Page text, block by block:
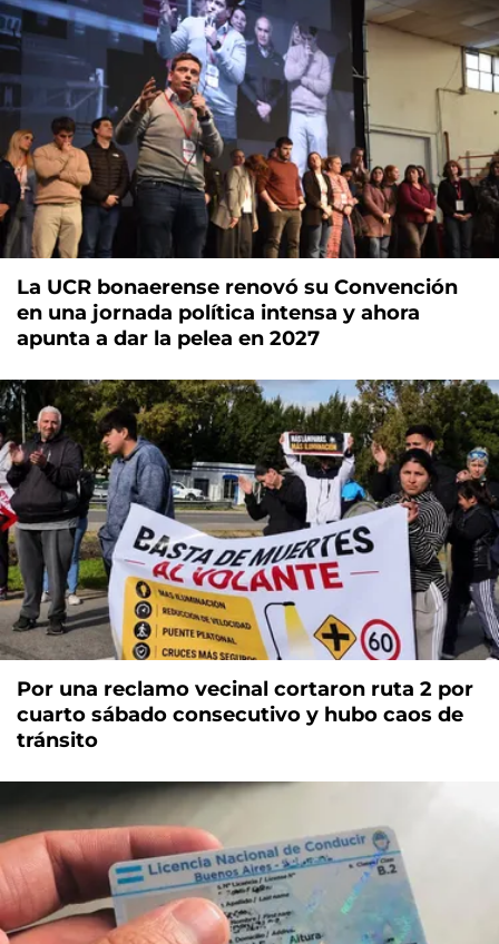
La UCR bonaerense renovó su Convención
en una jornada política intensa y ahora
apunta a dar la pelea en 2027
Por una reclamo vecinal cortaron ruta 2 por
cuarto sábado consecutivo y hubo caos de
tránsito